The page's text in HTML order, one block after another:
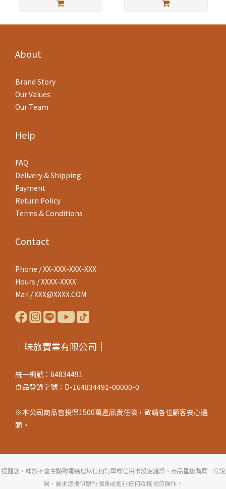
About
Brand Story
Our Values
Our Team
Help
FAQ
Delivery & Shipping
Payment
Return Policy
Terms & Conditions
Contact
Phone / XX-XXX-XXX-XXX
Hours / XXXX-XXXX
Mail / XXX@XXXX.COM
｜味旅實業有限公司｜
統一編號：64834491
食品登錄字號：D-164834491-00000-0
※本公司商品皆投保1500萬產品責任險，敬請各位顧客安心選
購。
提醒您，味旅不會主動致電給您以任何訂單或信用卡設定錯誤、商品重複購買…等說
詞，要求您提供銀行個資或進行任何金錢物流操作。